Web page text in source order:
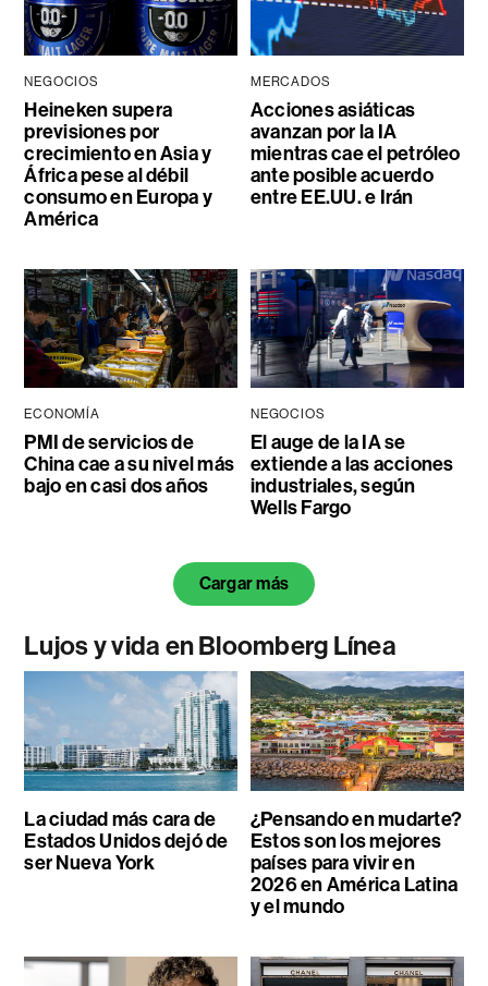
NEGOCIOS
Heineken supera
previsiones por
crecimiento en Asia y
África pese al débil
consumo en Europa y
América
MERCADOS
Acciones asiáticas
avanzan por la IA
mientras cae el petróleo
ante posible acuerdo
entre EE.UU. e Irán
ECONOMÍA
PMI de servicios de
China cae a su nivel más
bajo en casi dos años
NEGOCIOS
El auge de la IA se
extiende a las acciones
industriales, según
Wells Fargo
Cargar más
Lujos y vida en Bloomberg Línea
La ciudad más cara de
Estados Unidos dejó de
ser Nueva York
¿Pensando en mudarte?
Estos son los mejores
países para vivir en
2026 en América Latina
y el mundo